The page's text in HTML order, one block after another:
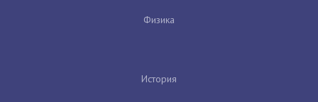
Физика
История